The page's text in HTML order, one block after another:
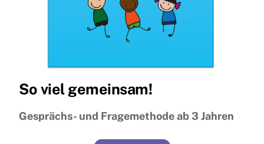
So viel gemeinsam!
Gesprächs- und Fragemethode ab 3 Jahren